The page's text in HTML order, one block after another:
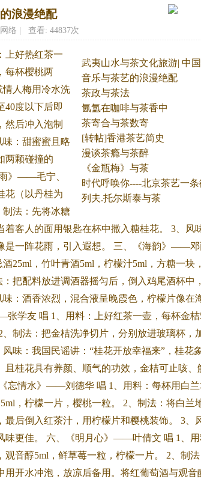
浪漫绝配
络 | 查看: 44837次
武夷山水与茶文化旅游| 中
音乐与茶艺的浪漫绝配
茶政与茶法
氤氲在咖啡与茶香中
茶寄合与茶数寄
[转帖]香港茶艺简史
漫谈茶瘾与茶醉
《金瓶梅》与茶
时代呼唤你----北京茶艺一条
列夫.托尔斯泰与茶
上好热红茶一
每杯樱桃两
人梅用冷水洗
40度以下后即
然后冲入泡制
：甜蜜蜜且略
两颗碰撞的
》——毛宁、
花（以丹桂为
法：先将冰糖
着客人的面用银匙在杯中撒入糖桂花。 3、风
是一阵花雨，引入遐想。 三、《海韵》——
25ml，竹叶青酒5ml，柠檬汁5ml，方糖一块
把配料放进调酒器摇匀后，倒入鸡尾酒杯中
：酒香浓烈，混合液呈晚霞色，柠檬片像在
学友 唱 1、用料：上好红茶一壶，每杯金桔
制法：把金桔洗净切片，分别放进玻璃杯，
味：我国民谣讲：“桂花开放幸福来”，桂花
桂花具有养颜、顺气的功效，金桔可止咳、
忘情水》——刘德华 唱 1、用料：每杯用白兰
，柠檬一片，樱桃一粒。 2、制法：将白兰
最后倒入红茶汁，用柠檬片和樱桃装饰。 3、
味更佳。 六、《明月心》——叶倩文 唱 1、用
观音醇5ml，鲜草莓一粒，柠檬一片。 2、制
用开水冲泡，放凉后备用。将红葡萄酒与观音